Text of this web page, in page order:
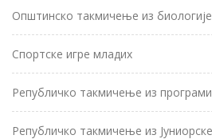
Општинско такмичење из биологије
Спортске игре младих
Републичко такмичење из
Републичко такмичење из